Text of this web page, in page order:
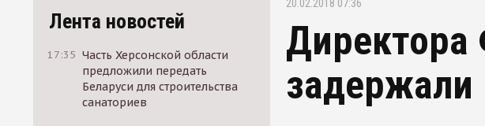
Лента новостей
17:35 Часть Херсонской области
предложили передать
Беларуси для строительства
санаториев
20.02.2018 07:36
Директора
задержали